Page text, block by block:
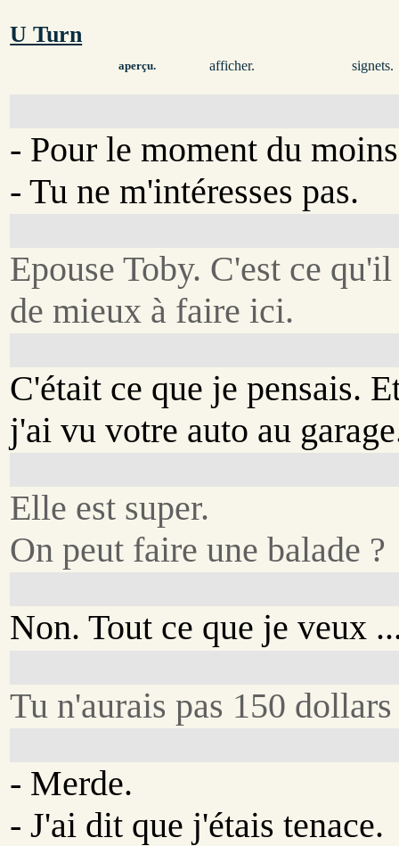
U Turn
aperçu. afficher. signets.
- Pour le moment du
- Tu ne m'intéresses pas.
Epouse Toby. C'est ce
de mieux à faire ici.
C'était ce que je pensais.
j'ai vu votre auto au
Elle est super.
On peut faire une balade ?
Non. Tout ce que je veux
Tu n'aurais pas 150
- Merde.
- J'ai dit que j'étais tenace.